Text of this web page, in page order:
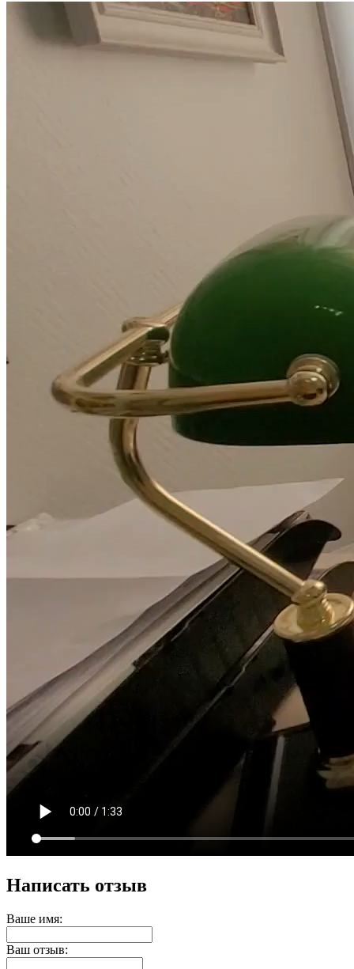
Написать отзыв
Ваше имя:
Ваш отзыв: